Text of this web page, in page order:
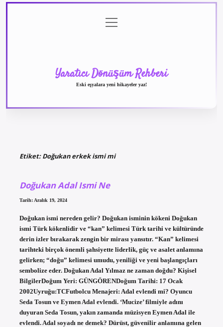
menüyü
aç
Yaratıcı Dönüşüm Rehberi
Eski eşyalara yeni hikayeler yaz!
Etiket:Doğukan erkek ismi mi
Doğukan Adal Ismi Ne
Tarih: Aralık 19, 2024
Doğukan ismi nereden gelir? Doğukan isminin kökeni Doğukan
ismi Türk kökenlidir ve “kan” kelimesi Türk tarihi ve kültüründe
derin izler bırakarak zengin bir mirası yansıtır. “Kan” kelimesi
tarihteki birçok önemli şahsiyette liderlik, güç ve asalet anlamına
gelirken; “doğu” kelimesi umudu, yeniliği ve yeni başlangıçları
sembolize eder. Doğukan Adal Yılmaz ne zaman doğdu? Kişisel
BilgilerDoğum Yeri: GÜNGÖRENDoğum Tarihi: 17 Ocak
2002Uyruğu:TCFutbolcu Menajeri: Adal evlendi mi? Oyuncu
Seda Tosun ve Eymen Adal evlendi. ‘Mucize’ filmiyle adını
duyuran Seda Tosun, yakın zamanda müzisyen Eymen Adal ile
evlendi. Adal soyadı ne demek? Dürüst, güvenilir anlamına gelen